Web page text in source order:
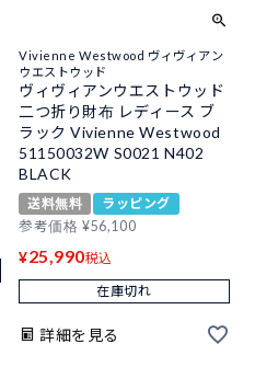
Vivienne Westwood ヴィヴィアン
ウエストウッド
ヴィヴィアンウエストウッド
二つ折り財布 レディース ブ
ラック Vivienne Westwood
51150032W S0021 N402
BLACK
送料無料
ラッピング
参考価格 ¥56,100
¥25,990税込
在庫切れ
詳細を見る